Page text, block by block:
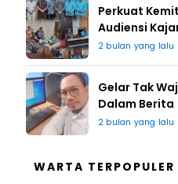
Perkuat
Audiensi
2 bulan yang lalu
Gelar Tak
Dalam Berita
2 bulan yang lalu
WARTA TERPOPULER